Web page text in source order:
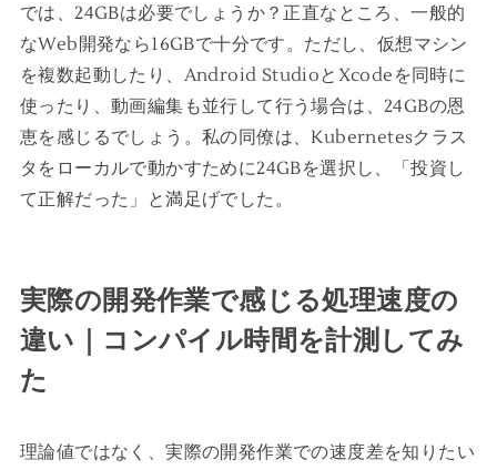
では、24GBは必要でしょうか？正直なところ、一般的
なWeb開発なら16GBで十分です。ただし、仮想マシン
を複数起動したり、Android StudioとXcodeを同時に
使ったり、動画編集も並行して行う場合は、24GBの恩
恵を感じるでしょう。私の同僚は、Kubernetesクラス
タをローカルで動かすために24GBを選択し、「投資し
て正解だった」と満足げでした。
実際の開発作業で感じる処理速度の
違い｜コンパイル時間を計測してみ
た
理論値ではなく、実際の開発作業での速度差を知りたい